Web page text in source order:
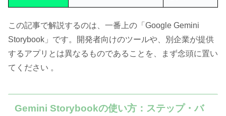
この記事で解説するのは、一番上の「Google Gemini
Storybook」です。開発者向けのツールや、別企業が提供
するアプリとは異なるものであることを、まず念頭に置い
てください 。
Gemini Storybookの使い方：ステップ・バ